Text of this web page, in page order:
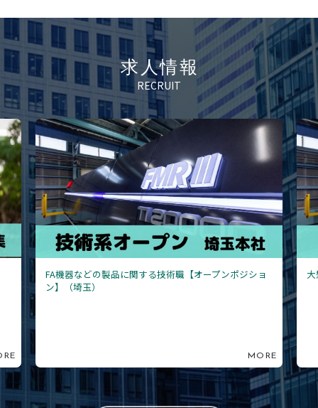
求人情報
RECRUIT
大型切断機の電気設計（埼玉）
MORE